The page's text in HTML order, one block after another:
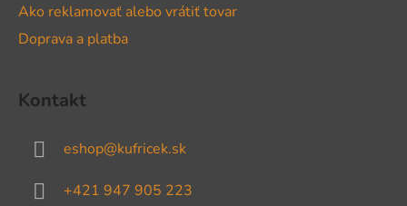
Ako reklamovať alebo vrátiť tovar
Doprava a platba
Kontakt
eshop@kufricek.sk
+421 947 905 223